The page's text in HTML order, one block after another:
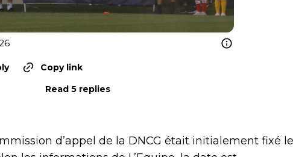
Copy link
Read 5 replies
d’appel de la DNCG était initialement fixé le